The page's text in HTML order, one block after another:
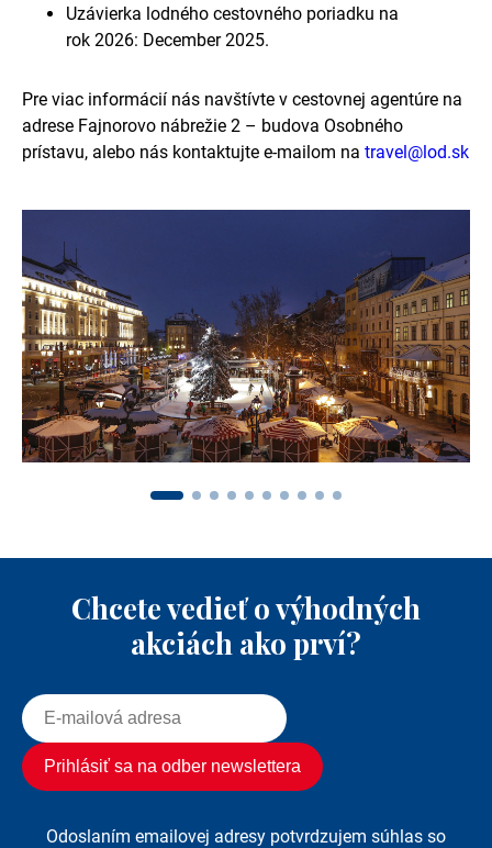
Uzávierka lodného cestovného poriadku na
rok 2026: December 2025.
Pre viac informácií nás navštívte v cestovnej agentúre na
adrese Fajnorovo nábrežie 2 – budova Osobného
prístavu, alebo nás kontaktujte e-mailom na travel@lod.sk
Chcete vedieť o výhodných
akciách ako prví?
Odoslaním emailovej adresy potvrdzujem súhlas so